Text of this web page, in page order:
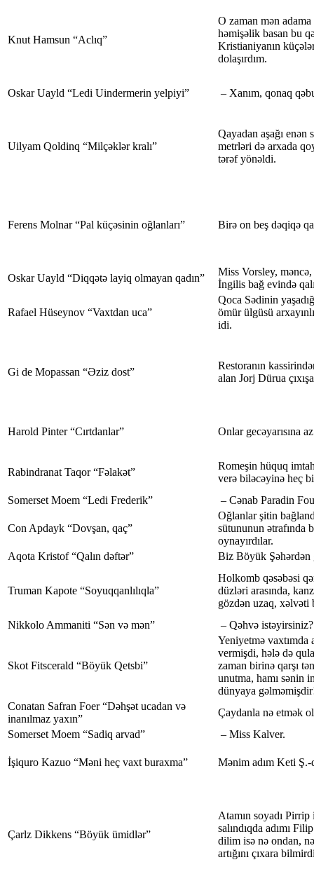
Knut Hamsun “Aclıq”
O zaman mən adama
həmişəlik basan bu
Kristianiyanın
dolaşırdım.
Oskar Uayld “Ledi Uindermerin yelpiyi” – Xanım, qonaq
Uilyam Qoldinq “Milçəklər kralı”
Qayadan aşağı enən
metrləri də arxada
tərəf yönəldi.
Ferens Molnar “Pal küçəsinin oğlanları” Birə on beş dəqiqə
Oskar Uayld “Diqqətə layiq olmayan qadın”
Miss Vorsley,
İngilis bağ evində
Rafael Hüseynov “Vaxtdan uca”
Qoca Sәdinin
ömür ülgüsü
idi.
Gi de Mopassan “Əziz dost”
Restoranın
alan Jorj Dürua
Harold Pinter “Cırtdanlar” Onlar gecəyarısına
Rabindranat Taqor “Fəlakət”
Romeşin hüquq
verə biləcəyinə heç
Somerset Moem “Ledi Frederik”
– Cənab Paradin
Con Apdayk “Dovşan, qaç”
Oğlanlar şitin
sütununun ətrafında
oynayırdılar.
Aqota Kristof “Qalın dəftər”
Biz Böyük Şəhərdən
Truman Kapote “Soyuqqanlılıqla”
Holkomb qəsəbəsi
düzləri arasında,
gözdən uzaq, xəlvəti
Nikkolo Ammaniti “Sən və mən”
– Qəhvə istəyirsiniz?
Skot Fitscerald “Böyük Qetsbi”
Yeniyetmə vaxtımda
vermişdi, hələ də
zaman birinə qarşı
unutma, hamı sənin
dünyaya
Conatan Safran Foer “Dəhşət ucadan və
inanılmaz yaxın”
Çaydanla nə etmək
Somerset Moem “Sadiq arvad”
– Miss Kalver.
İşiquro Kazuo “Məni heç vaxt buraxma” Mənim adım Keti Ş.-
Çarlz Dikkens “Böyük ümidlər”
Atamın soyadı
salındıqda adımı
dilim isə nə ondan,
artığını çıxara